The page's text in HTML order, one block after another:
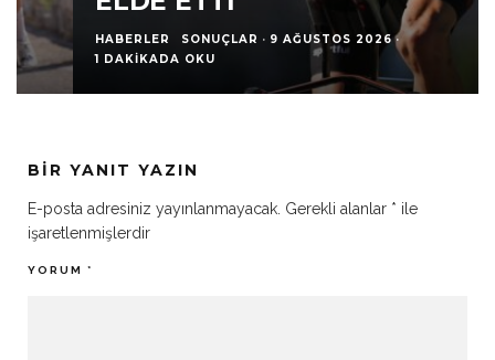
HABERLER SONUÇLAR · 9 AĞUSTOS 2026 ·
1 DAKIKADA OKU
BIR YANIT YAZIN
E-posta adresiniz yayınlanmayacak. Gerekli alanlar * ile
işaretlenmişlerdir
YORUM *